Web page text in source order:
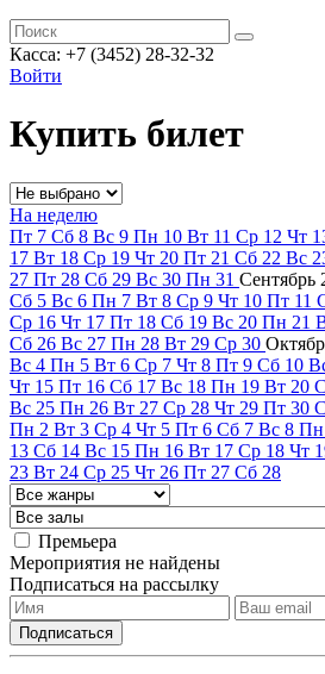
Касса: +7 (3452) 28-32-32
Войти
Купить билет
На неделю
Пт 7 Сб 8 Вс 9 Пн 10 Вт 11 Ср 12 Чт
17 Вт 18 Ср 19 Чт 20 Пт 21 Сб 22 Вс
27 Пт 28 Сб 29 Вс 30 Пн 31 Сентябрь
Сб 5 Вс 6 Пн 7 Вт 8 Ср 9 Чт 10 Пт 11
Ср 16 Чт 17 Пт 18 Сб 19 Вс 20 Пн 21
Сб 26 Вс 27 Пн 28 Вт 29 Ср 30
Вс 4 Пн 5 Вт 6 Ср 7 Чт 8 Пт 9 Сб 10
Чт 15 Пт 16 Сб 17 Вс 18 Пн 19 Вт 20
Вс 25 Пн 26 Вт 27 Ср 28 Чт 29 Пт 30
Пн 2 Вт 3 Ср 4 Чт 5 Пт 6 Сб 7 Вс 8 Пн
13 Сб 14 Вс 15 Пн 16 Вт 17 Ср 18 Чт
23 Вт 24 Ср 25 Чт 26 Пт 27 Сб 28
Премьера
Мероприятия не найдены
Подписаться на рассылку